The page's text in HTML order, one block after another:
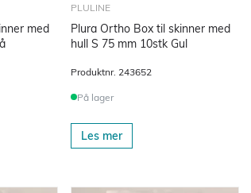
med
PLULINE
Plura Ortho Box til skinner med
hull S 75 mm 10stk Gul
Produktnr. 243652
På lager
Les mer